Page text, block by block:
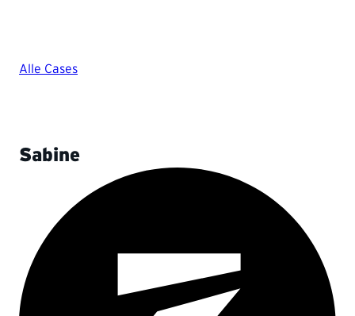
Alle Cases
Sabine